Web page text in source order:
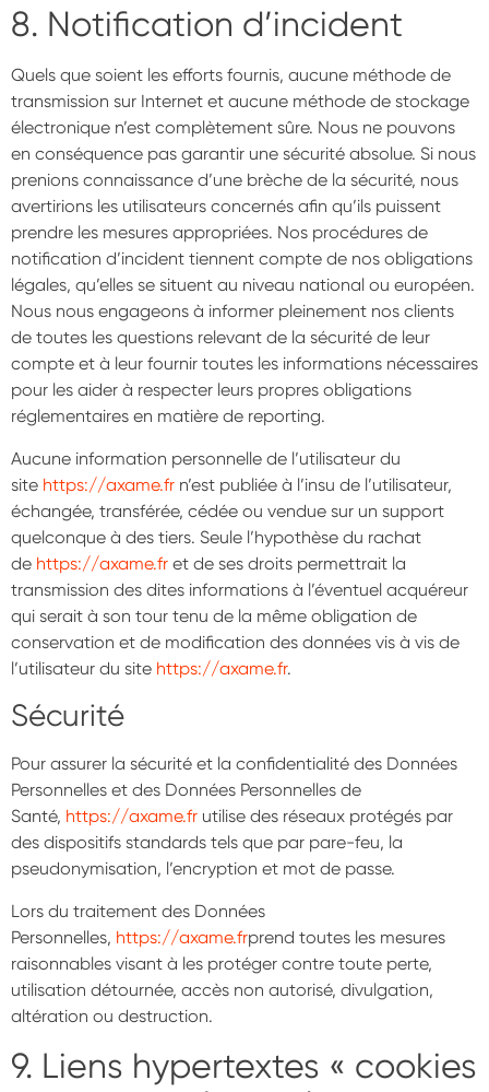
8. Notification d’incident
Quels que soient les efforts fournis, aucune méthode de
transmission sur Internet et aucune méthode de stockage
électronique n’est complètement sûre. Nous ne pouvons
en conséquence pas garantir une sécurité absolue. Si nous
prenions connaissance d’une brèche de la sécurité, nous
avertirions les utilisateurs concernés afin qu’ils puissent
prendre les mesures appropriées. Nos procédures de
notification d’incident tiennent compte de nos obligations
légales, qu’elles se situent au niveau national ou européen.
Nous nous engageons à informer pleinement nos clients
de toutes les questions relevant de la sécurité de leur
compte et à leur fournir toutes les informations nécessaires
pour les aider à respecter leurs propres obligations
réglementaires en matière de reporting.
Aucune information personnelle de l’utilisateur du
site https://axame.fr n’est publiée à l’insu de l’utilisateur,
échangée, transférée, cédée ou vendue sur un support
quelconque à des tiers. Seule l’hypothèse du rachat
de https://axame.fr et de ses droits permettrait la
transmission des dites informations à l’éventuel acquéreur
qui serait à son tour tenu de la même obligation de
conservation et de modification des données vis à vis de
l’utilisateur du site https://axame.fr.
Sécurité
Pour assurer la sécurité et la confidentialité des Données
Personnelles et des Données Personnelles de
Santé, https://axame.fr utilise des réseaux protégés par
des dispositifs standards tels que par pare-feu, la
pseudonymisation, l’encryption et mot de passe.
Lors du traitement des Données
Personnelles, https://axame.frprend toutes les mesures
raisonnables visant à les protéger contre toute perte,
utilisation détournée, accès non autorisé, divulgation,
altération ou destruction.
9. Liens hypertextes « cookies